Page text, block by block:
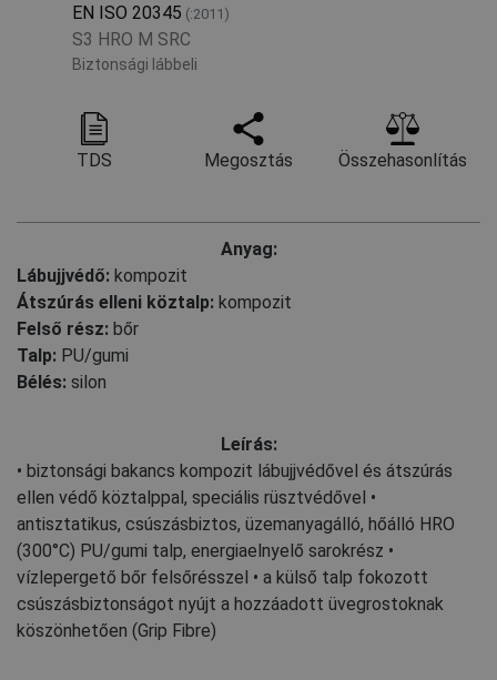
EN ISO 20345 (:2011)
S3 HRO M SRC
Biztonsági lábbeli
TDS Megosztás Összehasonlítás
Anyag:
Lábujjvédő: kompozit
Átszúrás elleni köztalp: kompozit
Felső rész: bőr
Talp: PU/gumi
Bélés: silon
Leírás:
• biztonsági bakancs kompozit lábujjvédővel és átszúrás
ellen védő köztalppal, speciális rüsztvédővel •
antisztatikus, csúszásbiztos, üzemanyagálló, hőálló HRO
(300°C) PU/gumi talp, energiaelnyelő sarokrész •
vízlepergető bőr felsőrésszel • a külső talp fokozott
csúszásbiztonságot nyújt a hozzáadott üvegrostoknak
köszönhetően (Grip Fibre)